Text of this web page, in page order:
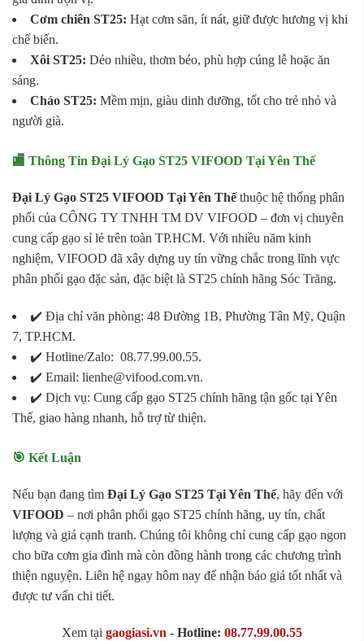
Cơm chiên ST25: Hạt cơm săn, ít nát, giữ được hương vị khi
chế biến.
Xôi ST25: Dẻo nhiều, thơm béo, phù hợp cúng lễ hoặc ăn
sáng.
Cháo ST25: Mềm mịn, giàu dinh dưỡng, tốt cho trẻ nhỏ và
người già.
🏬 Thông Tin Đại Lý Gạo ST25 VIFOOD Tại Yên Thế
Đại Lý Gạo ST25 VIFOOD Tại Yên Thếthuộc hệ thống phân
phối của CÔNG TY TNHH TM DV VIFOOD – đơn vị chuyên
cung cấp gạo sỉ lẻ trên toàn TP.HCM. Với nhiều năm kinh
nghiệm, VIFOOD đã xây dựng uy tín vững chắc trong lĩnh vực
phân phối gạo đặc sản, đặc biệt là ST25 chính hãng Sóc Trăng.
✔️ Địa chỉ văn phòng: 48 Đường 1B, Phường Tân Mỹ, Quận
7, TP.HCM.
✔️ Hotline/Zalo: 08.77.99.00.55.
✔️ Email: lienhe@vifood.com.vn.
✔️ Dịch vụ: Cung cấp gạo ST25 chính hãng tận gốc tại Yên
Thế, giao hàng nhanh, hỗ trợ từ thiện.
🎯 Kết Luận
Nếu bạn đang tìm Đại Lý Gạo ST25 Tại Yên Thế, hãy đến với
VIFOOD – nơi phân phối gạo ST25 chính hãng, uy tín, chất
lượng và giá cạnh tranh. Chúng tôi không chỉ cung cấp gạo ngon
cho bữa cơm gia đình mà còn đồng hành trong các chương trình
thiện nguyện. Liên hệ ngay hôm nay để nhận báo giá tốt nhất và
được tư vấn chi tiết.
Xem tại gaogiasi.vn- Hotline: 08.77.99.00.55